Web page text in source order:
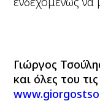
Γιώργος
και όλες του